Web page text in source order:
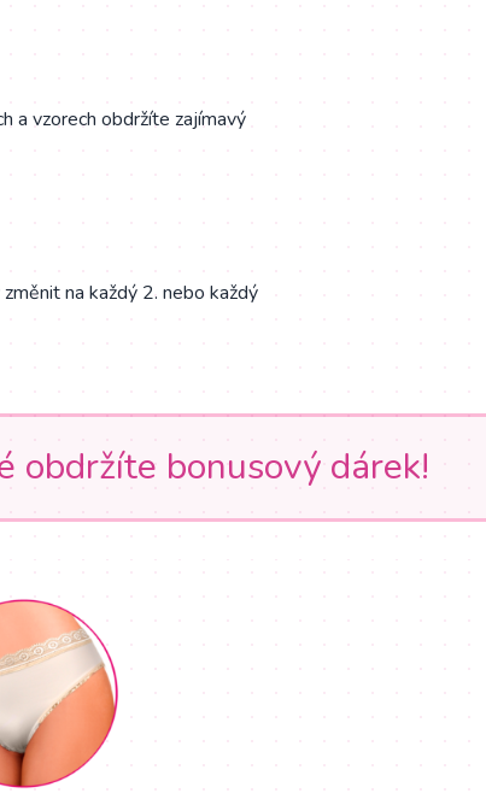
a vzorech obdržíte zajímavý
na každý 2. nebo každý
obdržíte bonusový dárek!